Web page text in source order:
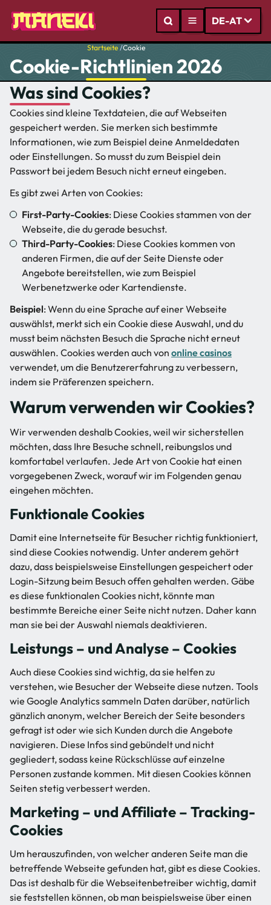
DE-AT
Startseite/Cookie
Cookie-Richtlinien 2026
Was sind Cookies?
Cookies sind kleine Textdateien, die auf Webseiten
gespeichert werden. Sie merken sich bestimmte
Informationen, wie zum Beispiel deine Anmeldedaten
oder Einstellungen. So musst du zum Beispiel dein
Passwort bei jedem Besuch nicht erneut eingeben.
Es gibt zwei Arten von Cookies:
First-Party-Cookies: Diese Cookies stammen von der
Webseite, die du gerade besuchst.
Third-Party-Cookies: Diese Cookies kommen von
anderen Firmen, die auf der Seite Dienste oder
Angebote bereitstellen, wie zum Beispiel
Werbenetzwerke oder Kartendienste.
Beispiel: Wenn du eine Sprache auf einer Webseite
auswählst, merkt sich ein Cookie diese Auswahl, und du
musst beim nächsten Besuch die Sprache nicht erneut
auswählen. Cookies werden auch von online casinos
verwendet, um die Benutzererfahrung zu verbessern,
indem sie Präferenzen speichern.
Warum verwenden wir Cookies?
Wir verwenden deshalb Cookies, weil wir sicherstellen
möchten, dass Ihre Besuche schnell, reibungslos und
komfortabel verlaufen. Jede Art von Cookie hat einen
vorgegebenen Zweck, worauf wir im Folgenden genau
eingehen möchten.
Funktionale Cookies
Damit eine Internetseite für Besucher richtig funktioniert,
sind diese Cookies notwendig. Unter anderem gehört
dazu, dass beispielsweise Einstellungen gespeichert oder
Login-Sitzung beim Besuch offen gehalten werden. Gäbe
es diese funktionalen Cookies nicht, könnte man
bestimmte Bereiche einer Seite nicht nutzen. Daher kann
man sie bei der Auswahl niemals deaktivieren.
Leistungs – und Analyse – Cookies
Auch diese Cookies sind wichtig, da sie helfen zu
verstehen, wie Besucher der Webseite diese nutzen. Tools
wie Google Analytics sammeln Daten darüber, natürlich
gänzlich anonym, welcher Bereich der Seite besonders
gefragt ist oder wie sich Kunden durch die Angebote
navigieren. Diese Infos sind gebündelt und nicht
gegliedert, sodass keine Rückschlüsse auf einzelne
Personen zustande kommen. Mit diesen Cookies können
Seiten stetig verbessert werden.
Marketing – und Affiliate – Tracking-
Cookies
Um herauszufinden, von welcher anderen Seite man die
betreffende Webseite gefunden hat, gibt es diese Cookies.
Das ist deshalb für die Webseitenbetreiber wichtig, damit
sie feststellen können, ob man beispielsweise über einen